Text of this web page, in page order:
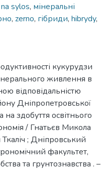
sylos, мінеральні
, zerno, гібриди, hibrydy,
кукурудзи
живлення в
відповідальністю
Дніпропетровської
на здобуття освітнього
/ Гнатьєв Микола
; Дніпровський
факультет,
та грунтознавства . –